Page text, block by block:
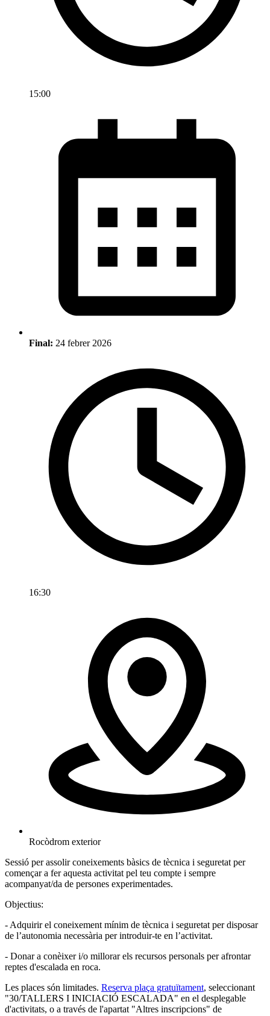
15:00
Final: 24 febrer 2026
16:30
Rocòdrom exterior
Sessió per assolir coneixements bàsics de tècnica i seguretat per
començar a fer aquesta activitat pel teu compte i sempre
acompanyat/da de persones experimentades.
Objectius:
- Adquirir el coneixement mínim de tècnica i seguretat per disposar
de l’autonomia necessària per introduir-te en l’activitat.
- Donar a conèixer i/o millorar els recursos personals per afrontar
reptes d'escalada en roca.
Les places són limitades. Reserva plaça gratuïtament, seleccionant
"30/TALLERS I INICIACIÓ ESCALADA" en el desplegable
d'activitats, o a través de l'apartat "Altres inscripcions" de